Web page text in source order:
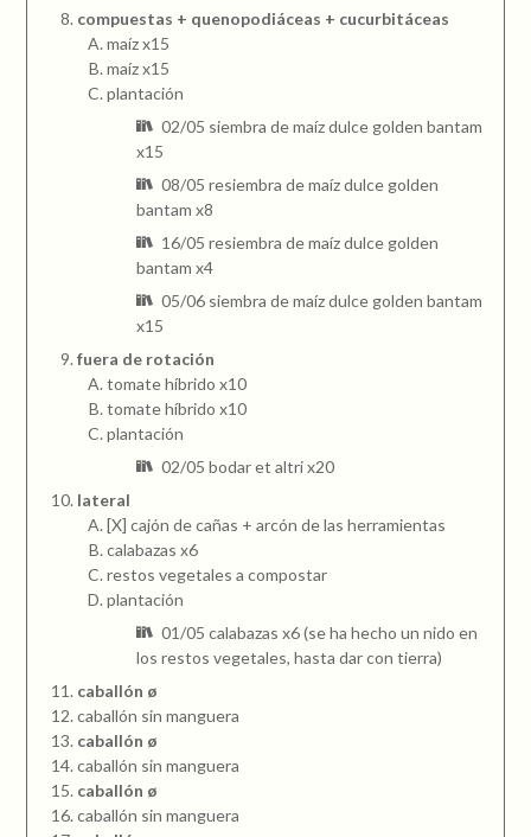
compuestas + quenopodiáceas + cucurbitáceas
maíz x15
maíz x15
plantación
02/05 siembra de maíz dulce golden bantam
x15
08/05 resiembra de maíz dulce golden
bantam x8
16/05 resiembra de maíz dulce golden
bantam x4
05/06 siembra de maíz dulce golden bantam
x15
fuera de rotación
tomate híbrido x10
tomate híbrido x10
plantación
02/05 bodar et altri x20
lateral
[X] cajón de cañas + arcón de las herramientas
calabazas x6
restos vegetales a compostar
plantación
01/05 calabazas x6 (se ha hecho un nido en
los restos vegetales, hasta dar con tierra)
caballón ø
caballón sin manguera
caballón ø
caballón sin manguera
caballón ø
caballón sin manguera